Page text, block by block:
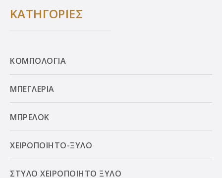
ΚΑΤΗΓΟΡΙΕΣ
ΚΟΜΠΟΛΟΓΙΑ
ΜΠΕΓΛΕΡΙΑ
ΜΠΡΕΛΟΚ
ΧΕΙΡΟΠΟΙΗΤΟ-ΞΥΛΟ
ΣΤΥΛΟ ΧΕΙΡΟΠΟΙΗΤΟ ΞΥΛΟ